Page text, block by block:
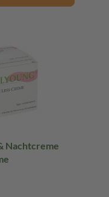
Nachtcreme